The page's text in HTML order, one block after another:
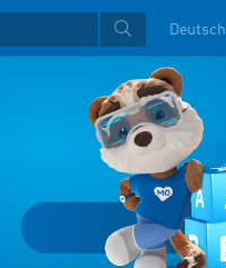
Deutsch